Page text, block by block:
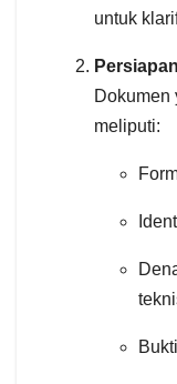
untuk
Dokumen
meliputi: